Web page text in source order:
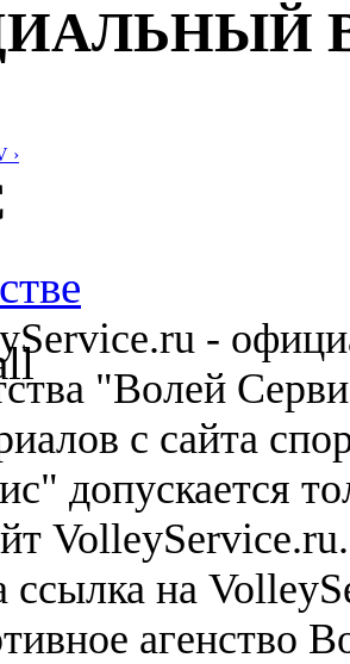
›
-
"Волей
с сайта
допускается
ссылка на
агенство